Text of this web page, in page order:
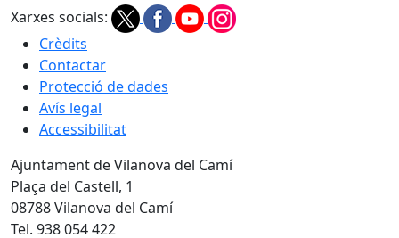
Xarxes socials:
Crèdits
Contactar
Protecció de dades
Avís legal
Accessibilitat
Ajuntament de Vilanova del Camí
Plaça del Castell, 1
08788 Vilanova del Camí
Tel. 938 054 422